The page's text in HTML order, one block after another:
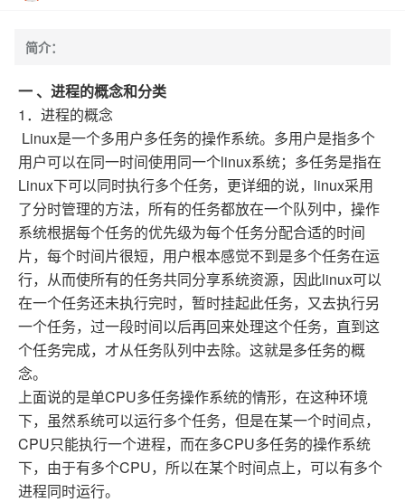
简介：
一 、进程的概念和分类
1．进程的概念
Linux是一个多用户多任务的操作系统。多用户是指多个
用户可以在同一时间使用同一个linux系统；多任务是指在
Linux下可以同时执行多个任务，更详细的说，linux采用
了分时管理的方法，所有的任务都放在一个队列中，操作
系统根据每个任务的优先级为每个任务分配合适的时间
片，每个时间片很短，用户根本感觉不到是多个任务在运
行，从而使所有的任务共同分享系统资源，因此linux可以
在一个任务还未执行完时，暂时挂起此任务，又去执行另
一个任务，过一段时间以后再回来处理这个任务，直到这
个任务完成，才从任务队列中去除。这就是多任务的概
念。
上面说的是单CPU多任务操作系统的情形，在这种环境
下，虽然系统可以运行多个任务，但是在某一个时间点，
CPU只能执行一个进程，而在多CPU多任务的操作系统
下，由于有多个CPU，所以在某个时间点上，可以有多个
进程同时运行。